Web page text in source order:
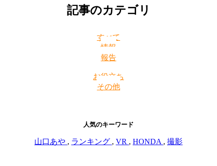
記事のカテゴリ
すべて
情報
報告
お役立ち
その他
人気のキーワード
山口あや , ランキング , VR , HONDA , 撮影